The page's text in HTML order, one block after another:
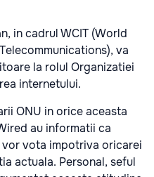
in cadrul WCIT (World
va
la rolul Organizatiei
internetului.
ONU in orice aceasta
au informatii ca
vota impotriva oricarei
actuala. Personal, seful